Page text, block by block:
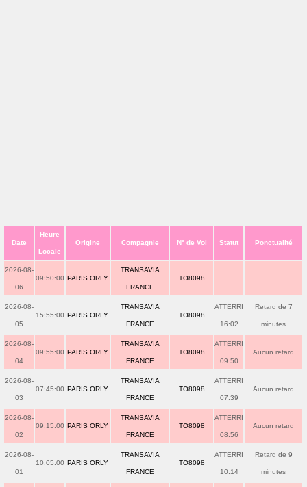
Date
Heure
Locale
Origine Compagnie N° de Vol Statut Ponctualité
2026-08-
06
09:50:00 PARIS ORLY
TRANSAVIA
FRANCE
TO8098
2026-08-
05
15:55:00 PARIS ORLY
TRANSAVIA
FRANCE
TO8098
ATTERRI
16:02
Retard de 7
minutes
2026-08-
04
09:55:00 PARIS ORLY
TRANSAVIA
FRANCE
TO8098
ATTERRI
09:50
Aucun retard
2026-08-
03
07:45:00 PARIS ORLY
TRANSAVIA
FRANCE
TO8098
ATTERRI
07:39
Aucun retard
2026-08-
02
09:15:00 PARIS ORLY
TRANSAVIA
FRANCE
TO8098
ATTERRI
08:56
Aucun retard
2026-08-
01
10:05:00 PARIS ORLY
TRANSAVIA
FRANCE
TO8098
ATTERRI
10:14
Retard de 9
minutes